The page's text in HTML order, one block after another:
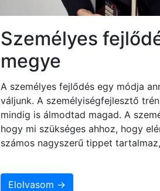
Személyes
megye
A személyes fejlődés egy módja
váljunk. A személyiségfejlesztő
mindig is álmodtad magad. A
hogy mi szükséges ahhoz, hogy
számos nagyszerű tippet
Elolvasom →